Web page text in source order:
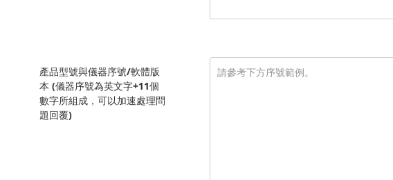
產品型號與儀器序號/軟體版
本 (儀器序號為英文字+11個
數字所組成，可以加速處理問
題回覆)